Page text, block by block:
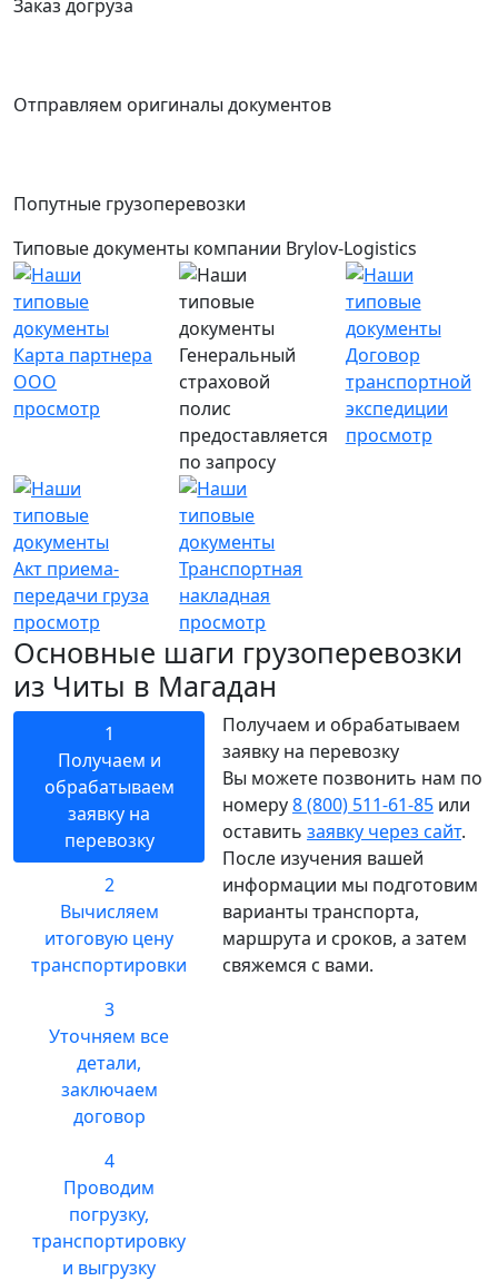
Заказ догруза
Отправляем оригиналы документов
Попутные грузоперевозки
Типовые документы компании Brylov-Logistics
Карта партнера
ООО
просмотр
Генеральный
страховой
полис
предоставляется
по запросу
Договор
транспортной
экспедиции
просмотр
Акт приема-
передачи груза
просмотр
Транспортная
накладная
просмотр
Основные шаги грузоперевозки
из Читы в Магадан
1
Получаем и
обрабатываем
заявку на
перевозку
2
Вычисляем
итоговую цену
транспортировки
3
Уточняем все
детали,
заключаем
договор
4
Проводим
погрузку,
транспортировку
и выгрузку
Получаем и обрабатываем
заявку на перевозку
Вы можете позвонить нам по
номеру8 (800) 511-61-85 или
оставить заявку через сайт.
После изучения вашей
информации мы подготовим
варианты транспорта,
маршрута и сроков, а затем
свяжемся с вами.